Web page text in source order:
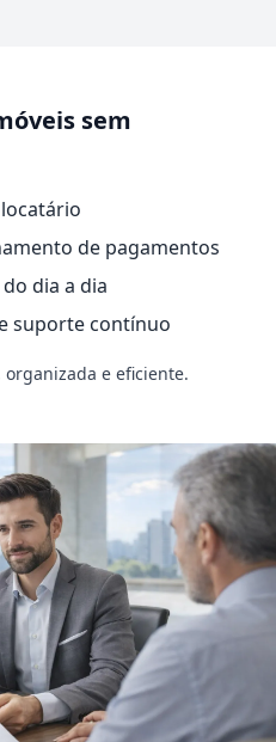
sem
de pagamentos
dia a dia
suporte contínuo
organizada e eficiente.